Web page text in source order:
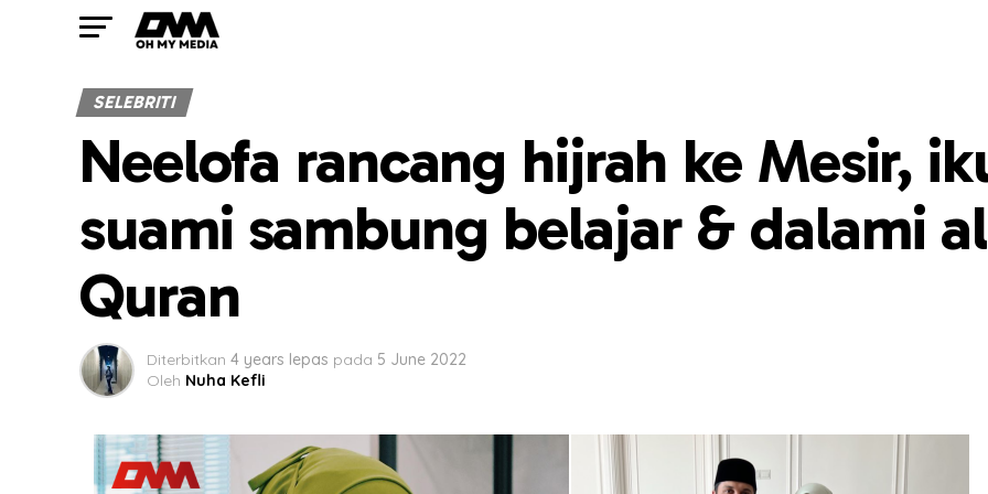
SELEBRITI
Neelofa rancang hijrah ke Mesir,
suami sambung belajar & dalami
Quran
Diterbitkan 4 years lepas pada 5 June 2022
Oleh Nuha Kefli